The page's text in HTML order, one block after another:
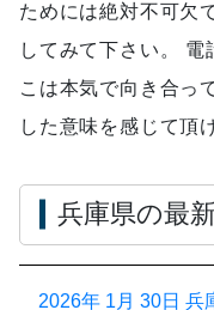
ためには絶対不可欠
してみて下さい。 電
こは本気で向き合っ
した意味を感じて頂
兵庫県の最
2026年 1月 30日 兵